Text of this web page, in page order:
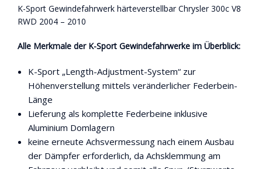
K-Sport Gewindefahrwerk härteverstellbar Chrysler 300c V8
RWD 2004 – 2010
Alle Merkmale der K-Sport Gewindefahrwerke im Überblick:
K-Sport „Length-Adjustment-System“ zur
Höhenverstellung mittels veränderlicher Federbein-
Länge
Lieferung als komplette Federbeine inklusive
Aluminium Domlagern
keine erneute Achsvermessung nach einem Ausbau
der Dämpfer erforderlich, da Achsklemmung am